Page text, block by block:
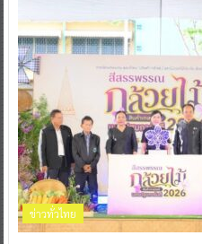
ข่าวทั่วไทย